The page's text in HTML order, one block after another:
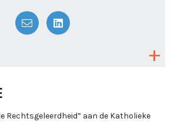
Rechtsgeleerdheid” aan de Katholieke